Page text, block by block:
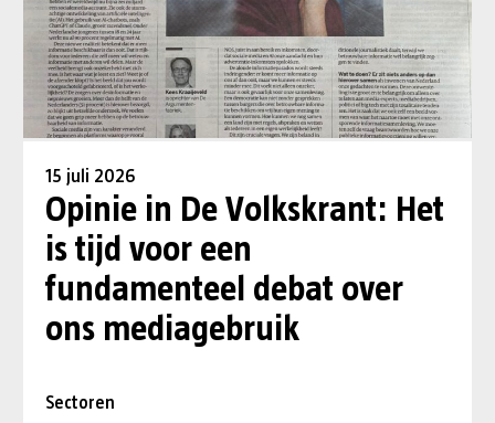
15 juli 2026
Opinie in De Volkskrant: Het
is tijd voor een
fundamenteel debat over
ons mediagebruik
Sectoren